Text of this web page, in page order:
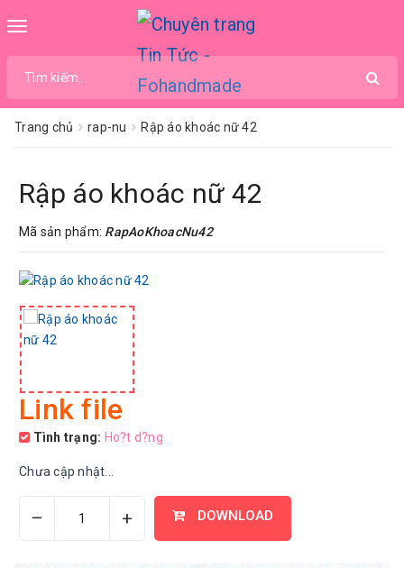
Toggle
Trang chủ rap-nu Rập áo khoác nữ 42
Rập áo khoác nữ 42
Mã sản phẩm: RapAoKhoacNu42
Link file
Tình trạng: Ho?t d?ng
Chưa cập nhật...
– + DOWNLOAD